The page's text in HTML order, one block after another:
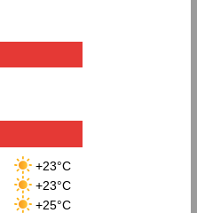
+23°C
+23°C
+25°C